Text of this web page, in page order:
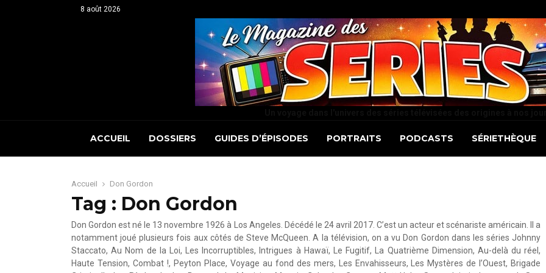
8 août 2026
ACCUEIL DOSSIERS GUIDES D’ÉPISODES PORTRAITS PODCASTS SÉRIETHÈQUE
Accueil Don Gordon
Tag : Don Gordon
Don Gordon est né le 13 novembre 1926 à Los Angeles. Décédé le 24 avril 2017. C’est un acteur et scénariste américain. Il a
notamment joué plusieurs fois aux côtés de Steve McQueen. A la télévision, on a vu Don Gordon dans les séries Johnny
Staccato, Au Nom de la Loi, Les Incorruptibles, Intrigues à Hawaï, Le Fugitif, La Quatrième Dimension, Au-delà du réel,
Haute Tension, Combat !, Peyton Place, Voyage au fond des mers, Les Envahisseurs, Les Mystères de l’Ouest, Brigade